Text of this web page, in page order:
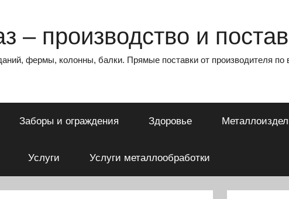
– производство и
фермы, колонны, балки. Прямые поставки от производителя
Заборы и ограждения Здоровье
Услуги Услуги металлообработки